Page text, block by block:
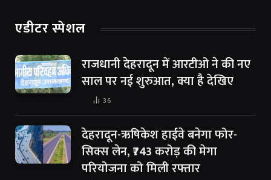
एडीटर स्पेशल
राजधानी देहरादून में आरटीओ ने की नए
साल पर नई शुरुआत, क्या है देखिए
36
देहरादून-ऋषिकेश हाईवे बनेगा फोर-
सिक्स लेन, ₹743 करोड़ की मेगा
परियोजना को मिली रफ्तार